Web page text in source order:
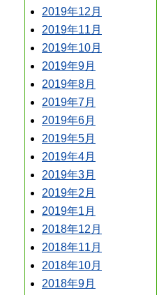
2019年12月
2019年11月
2019年10月
2019年9月
2019年8月
2019年7月
2019年6月
2019年5月
2019年4月
2019年3月
2019年2月
2019年1月
2018年12月
2018年11月
2018年10月
2018年9月